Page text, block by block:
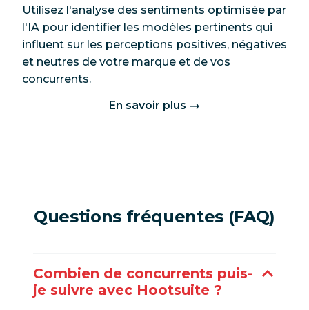
Utilisez l'analyse des sentiments optimisée par
l'IA pour identifier les modèles pertinents qui
influent sur les perceptions positives, négatives
et neutres de votre marque et de vos
concurrents.
En savoir plus →
Questions fréquentes (FAQ)
Combien de concurrents puis-
je suivre avec Hootsuite ?